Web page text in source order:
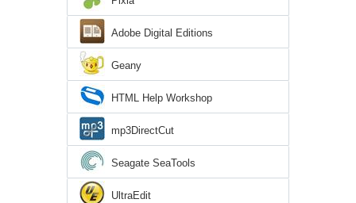
Adobe Digital Editions
Geany
HTML Help Workshop
mp3DirectCut
Seagate SeaTools
UltraEdit